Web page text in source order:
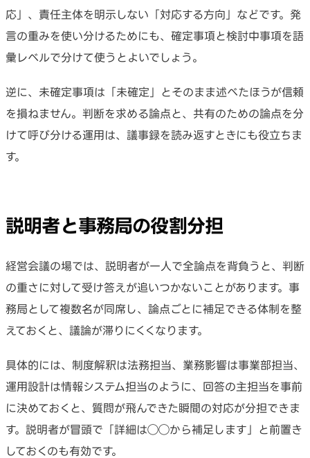
応」、責任主体を明示しない「対応する方向」などです。発
言の重みを使い分けるためにも、確定事項と検討中事項を語
彙レベルで分けて使うとよいでしょう。
逆に、未確定事項は「未確定」とそのまま述べたほうが信頼
を損ねません。判断を求める論点と、共有のための論点を分
けて呼び分ける運用は、議事録を読み返すときにも役立ちま
す。
説明者と事務局の役割分担
経営会議の場では、説明者が一人で全論点を背負うと、判断
の重さに対して受け答えが追いつかないことがあります。事
務局として複数名が同席し、論点ごとに補足できる体制を整
えておくと、議論が滞りにくくなります。
具体的には、制度解釈は法務担当、業務影響は事業部担当、
運用設計は情報システム担当のように、回答の主担当を事前
に決めておくと、質問が飛んできた瞬間の対応が分担できま
す。説明者が冒頭で「詳細は◯◯から補足します」と前置き
しておくのも有効です。